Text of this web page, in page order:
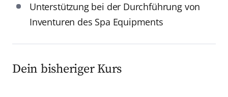
Unterstützung bei der Durchführung von
Inventuren des Spa Equipments
Dein bisheriger Kurs